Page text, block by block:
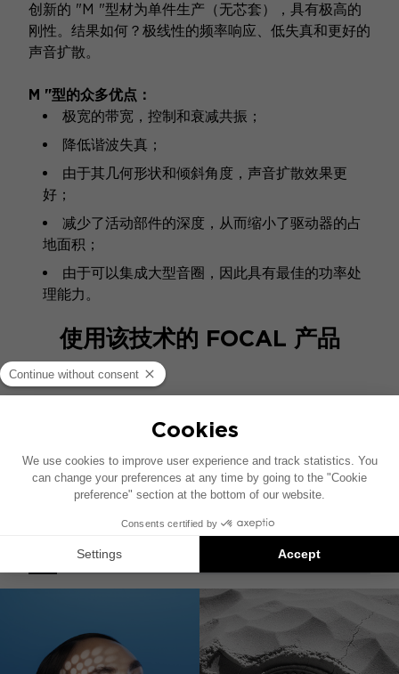
创新的 "M "型材为单件生产（无芯套），具有极高的
刚性。结果如何？极线性的频率响应、低失真和更好的
声音扩散。
M "型的众多优点：
极宽的带宽，控制和衰减共振；
降低谐波失真；
由于其几何形状和倾斜角度，声音扩散效果更
好；
减少了活动部件的深度，从而缩小了驱动器的占
地面积；
由于可以集成大型音圈，因此具有最佳的功率处
理能力。
使用该技术的 FOCAL 产品
2个单独的套件